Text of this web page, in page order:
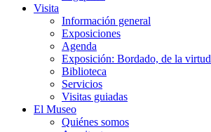
Visita
Información general
Exposiciones
Agenda
Exposición: Bordado, de la virtud
Biblioteca
Servicios
Visitas guiadas
El Museo
Quiénes somos